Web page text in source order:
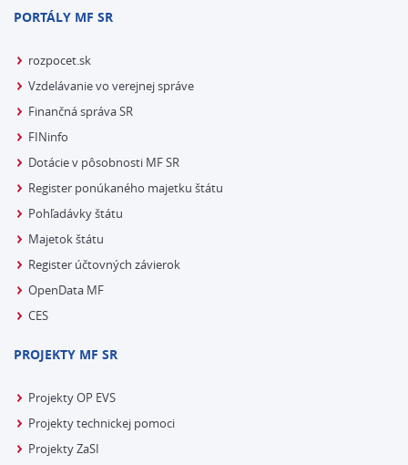
PORTÁLY MF SR
rozpocet.sk
Vzdelávanie vo verejnej správe
Finančná správa SR
FINinfo
Dotácie v pôsobnosti MF SR
Register ponúkaného majetku štátu
Pohľadávky štátu
Majetok štátu
Register účtovných závierok
OpenData MF
CES
PROJEKTY MF SR
Projekty OP EVS
Projekty technickej pomoci
Projekty ZaSI